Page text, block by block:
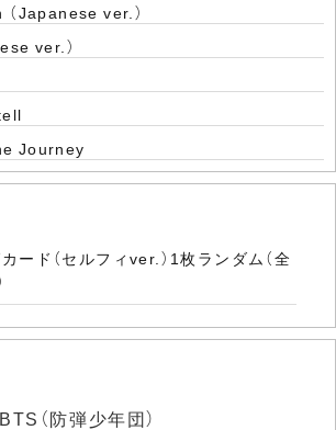
Japanese ver.）
ver.）
Journey
ード（セルフィver.）1枚ランダム（全
BTS（防弾少年団）